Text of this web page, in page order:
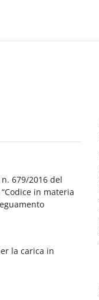
679/2016 del
in materia
la carica in